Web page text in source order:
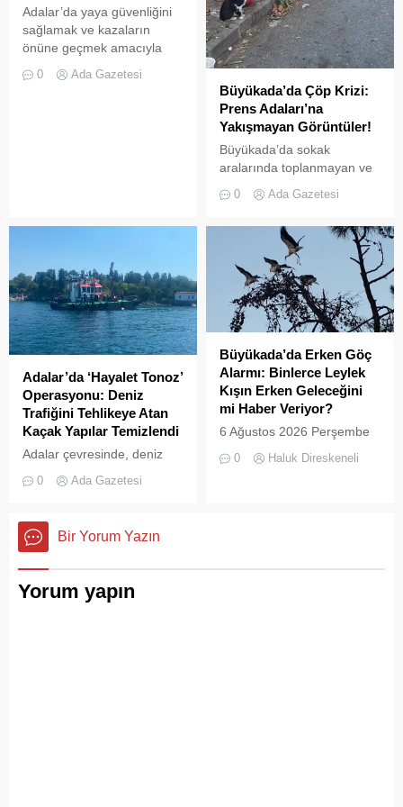
Denizlerdeki biyoçeşitliliğin
insan...
Adalar’da yaya güvenliğini
sağlamak ve kazaların
önüne geçmek amacıyla
kiralama yasağı” adeta hiçe
Koordinasyon Merkezi)
ticari amaçlı elektrikli bisiklet
ve scooter kiralama
faaliyetleri yasaklanmış
durumda....
0 Ada Gazetesi
Büyükada’da Çöp Krizi:
Prens Adaları’na
Yakışmayan Görüntüler!
Büyükada’da sokak
aralarında toplanmayan ve
tepkisine neden
aylarında hem yerli hem de
yabancı turistlerin akınına
uğrayan Büyükada’da,
çevre temizliği konusunda
yaşanan aksaklıklar adeta
pes dedirtti. Adanın tarihi ve
doğal güzellikleriyle süslü
sokaklarından yansıyan son
görüntüler, çevre sağlığı
açısından tehlike çanlarının
çaldığını gösteriyor. Çöpler
Konteynerlere Sığmıyor,...
0 Ada Gazetesi
Adalar’da ‘Hayalet Tonoz’
Operasyonu: Deniz
Trafiğini Tehlikeye Atan
Kaçak Yapılar Temizlendi
Adalar çevresinde, deniz
çevre kirliliğine neden olan
geniş çaplı bir temizlik ve
denetim operasyonu
0 Ada Gazetesi
Büyükada’da Erken Göç
Alarmı: Binlerce Leylek
Kışın Erken Geleceğini
mi Haber Veriyor?
6 Ağustos 2026 Perşembe
14:00 sularında Büyükada
0 Haluk Direskeneli
Bir Yorum Yazın
Yorum yapın